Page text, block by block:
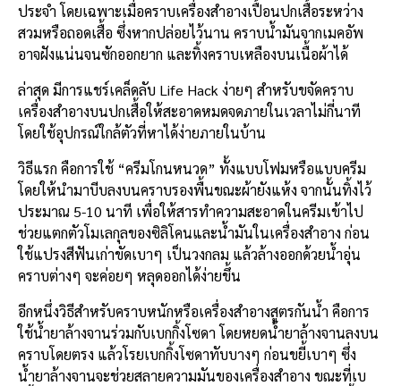
ประจำ โดยเฉพาะเมื่อคราบเครื่องสำอางเปื้อนปกเสื้อระหว่าง
สวมหรือถอดเสื้อ ซึ่งหากปล่อยไว้นาน คราบน้ำมันจากเมคอัพ
อาจฝังแน่นจนซักออกยาก และทิ้งคราบเหลืองบนเนื้อผ้าได้
ล่าสุด มีการแชร์เคล็ดลับ Life Hack ง่ายๆ สำหรับขจัดคราบ
เครื่องสำอางบนปกเสื้อให้สะอาดหมดจดภายในเวลาไม่กี่นาที
โดยใช้อุปกรณ์ใกล้ตัวที่หาได้ง่ายภายในบ้าน
วิธีแรก คือการใช้ “ครีมโกนหนวด” ทั้งแบบโฟมหรือแบบครีม
โดยให้นำมาบีบลงบนคราบรองพื้นขณะผ้ายังแห้ง จากนั้นทิ้งไว้
ประมาณ 5-10 นาที เพื่อให้สารทำความสะอาดในครีมเข้าไป
ช่วยแตกตัวโมเลกุลของซิลิโคนและน้ำมันในเครื่องสำอาง ก่อน
ใช้แปรงสีฟันเก่าขัดเบาๆ เป็นวงกลม แล้วล้างออกด้วยน้ำอุ่น
คราบต่างๆ จะค่อยๆ หลุดออกได้ง่ายขึ้น
อีกหนึ่งวิธีสำหรับคราบหนักหรือเครื่องสำอางสูตรกันน้ำ คือการ
ใช้น้ำยาล้างจานร่วมกับเบกกิ้งโซดา โดยหยดน้ำยาล้างจานลงบน
คราบโดยตรง แล้วโรยเบกกิ้งโซดาทับบางๆ ก่อนขยี้เบาๆ ซึ่ง
น้ำยาล้างจานจะช่วยสลายความมันของเครื่องสำอาง ขณะที่เบ